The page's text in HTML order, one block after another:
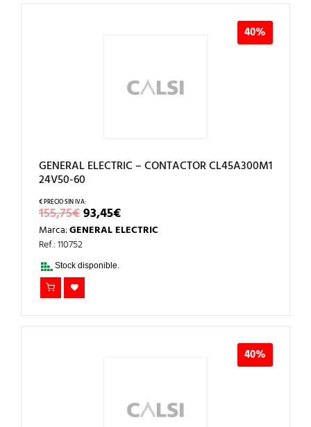
40%
GENERAL ELECTRIC – CONTACTOR CL45A300M1
24V50-60
155,75€EL
PRECIO
ORIGINAL
155,75€.
93,45€EL
PRECIO
ACTUAL
Marca:GENERAL ELECTRIC
Ref.: 110752
Stock disponible.
40%